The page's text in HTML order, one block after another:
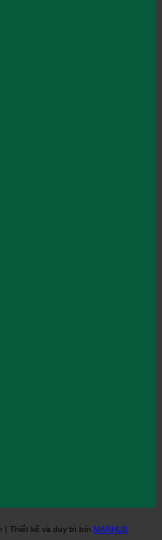
| Thiết kế và duy trì bởi MARHUB